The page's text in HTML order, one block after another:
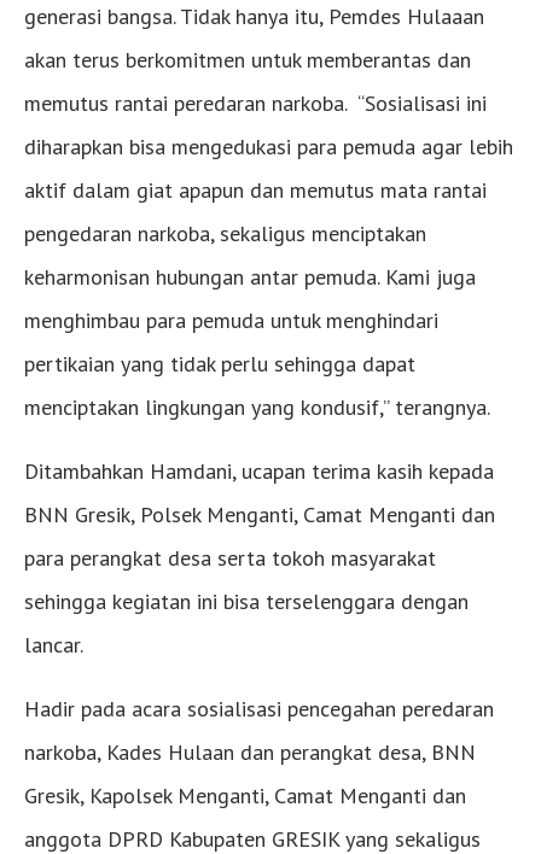
generasi bangsa. Tidak hanya itu, Pemdes Hulaaan
akan terus berkomitmen untuk memberantas dan
memutus rantai peredaran narkoba. “Sosialisasi ini
diharapkan bisa mengedukasi para pemuda agar lebih
aktif dalam giat apapun dan memutus mata rantai
pengedaran narkoba, sekaligus menciptakan
keharmonisan hubungan antar pemuda. Kami juga
menghimbau para pemuda untuk menghindari
pertikaian yang tidak perlu sehingga dapat
menciptakan lingkungan yang kondusif,” terangnya.
Ditambahkan Hamdani, ucapan terima kasih kepada
BNN Gresik, Polsek Menganti, Camat Menganti dan
para perangkat desa serta tokoh masyarakat
sehingga kegiatan ini bisa terselenggara dengan
lancar.
Hadir pada acara sosialisasi pencegahan peredaran
narkoba, Kades Hulaan dan perangkat desa, BNN
Gresik, Kapolsek Menganti, Camat Menganti dan
anggota DPRD Kabupaten GRESIK yang sekaligus